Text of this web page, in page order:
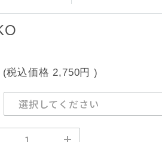
(税込価格2,750円 )